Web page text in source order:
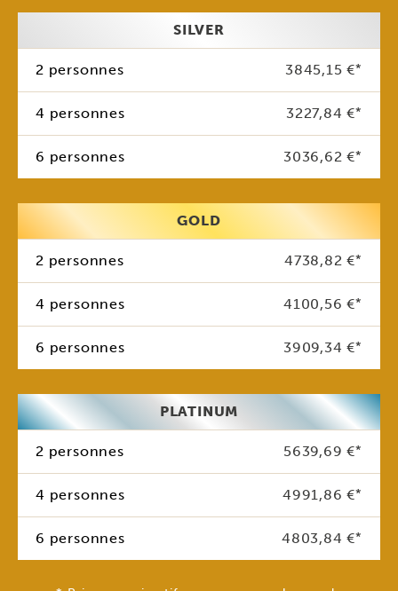
SILVER
2 personnes 3845,15 €*
4 personnes 3227,84 €*
6 personnes 3036,62 €*
GOLD
2 personnes 4738,82 €*
4 personnes 4100,56 €*
6 personnes 3909,34 €*
PLATINUM
2 personnes 5639,69 €*
4 personnes 4991,86 €*
6 personnes 4803,84 €*